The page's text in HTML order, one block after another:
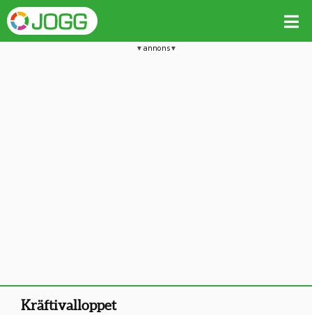
annons
Kräftivalloppet